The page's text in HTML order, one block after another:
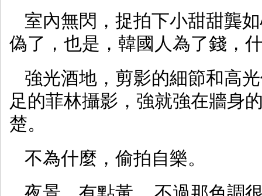
室內無閃，捉拍下小甜甜龔
偽了，也是，韓國人為了錢，
強光酒地，剪影的細節和高
足的菲林攝影，強就強在牆身
楚。
不為什麼，偷拍自樂。